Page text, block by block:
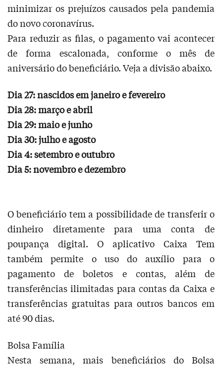
minimizar os prejuízos causados pela pandemia
do novo coronavírus.
Para reduzir as filas, o pagamento vai acontecer
de forma escalonada, conforme o mês de
aniversário do beneficiário. Veja a divisão abaixo.
Dia 27: nascidos em janeiro e fevereiro
Dia 28: março e abril
Dia 29: maio e junho
Dia 30: julho e agosto
Dia 4: setembro e outubro
Dia 5: novembro e dezembro
O beneficiário tem a possibilidade de transferir o
dinheiro diretamente para uma conta de
poupança digital. O aplicativo Caixa Tem
também permite o uso do auxílio para o
pagamento de boletos e contas, além de
transferências ilimitadas para contas da Caixa e
transferências gratuitas para outros bancos em
até 90 dias.
Bolsa Família
Nesta semana, mais beneficiários do Bolsa